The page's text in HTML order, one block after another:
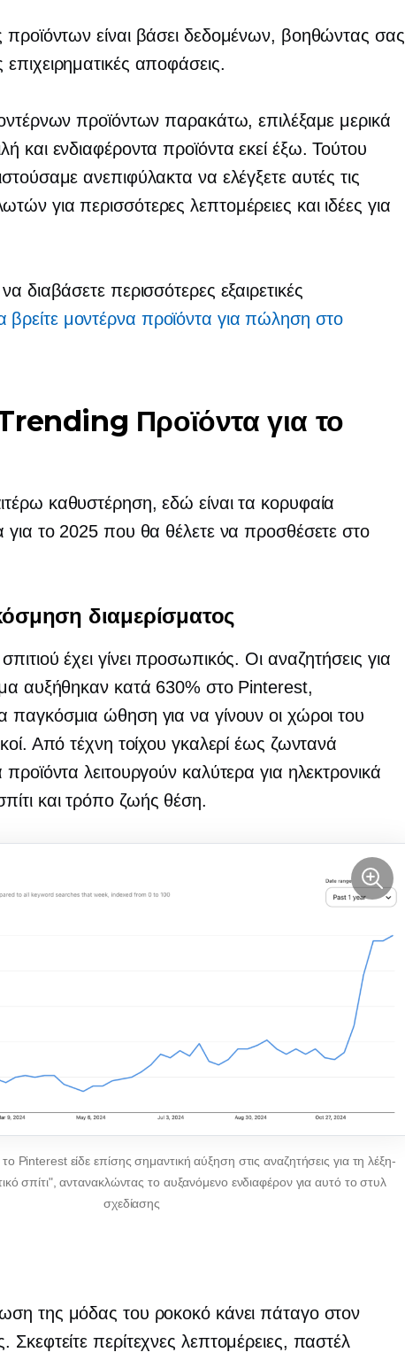
προϊόντων είναι βάσει δεδομένων, βοηθώντας σας
αποφάσεις.
προϊόντων παρακάτω, επιλέξαμε μερικά
και ενδιαφέροντα προϊόντα εκεί έξω. Τούτου
ανεπιφύλακτα να ελέγξετε αυτές τις
για περισσότερες λεπτομέρειες και ιδέες για
διαβάσετε περισσότερες εξαιρετικές
μοντέρνα προϊόντα για πώληση στο
Προϊόντα για το
καθυστέρηση, εδώ είναι τα κορυφαία
για το 2025 που θα θέλετε να προσθέσετε στο
διαμερίσματος
έχει γίνει προσωπικός. Οι αναζητήσεις για
αυξήθηκαν κατά 630% στο Pinterest,
παγκόσμια ώθηση για να γίνουν οι χώροι του
Από τέχνη τοίχου γκαλερί έως ζωντανά
λειτουργούν καλύτερα για ηλεκτρονικά
και τρόπο ζωής θέση.
Pinterest είδε επίσης σημαντική αύξηση στις αναζητήσεις για τη λέξη-
σπίτι", αντανακλώντας το αυξανόμενο ενδιαφέρον για αυτό το στυλ
σχεδίασης
της μόδας του ροκοκό κάνει πάταγο στον
περίτεχνες λεπτομέρειες, παστέλ